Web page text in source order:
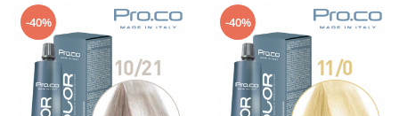
-40% -40%